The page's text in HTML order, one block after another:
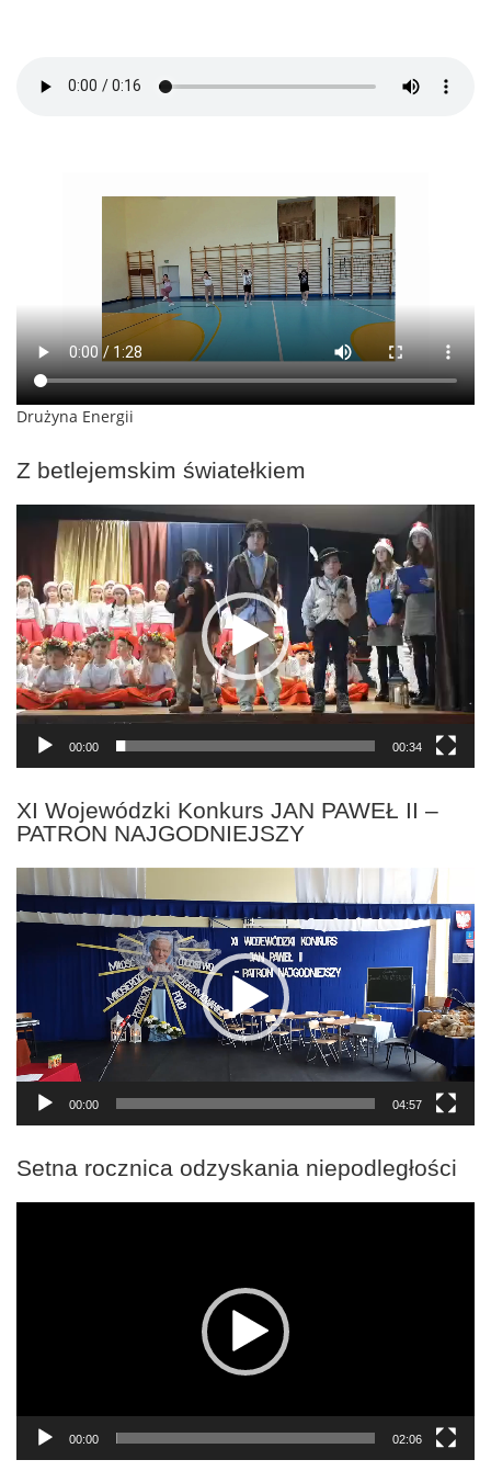
Drużyna Energii
Z betlejemskim światełkiem
Odtwarzacz
00:00 00:34
XI Wojewódzki Konkurs JAN PAWEŁ II –
PATRON NAJGODNIEJSZY
Odtwarzacz
video
00:00 04:57
Setna rocznica odzyskania niepodległości
00:00 02:06